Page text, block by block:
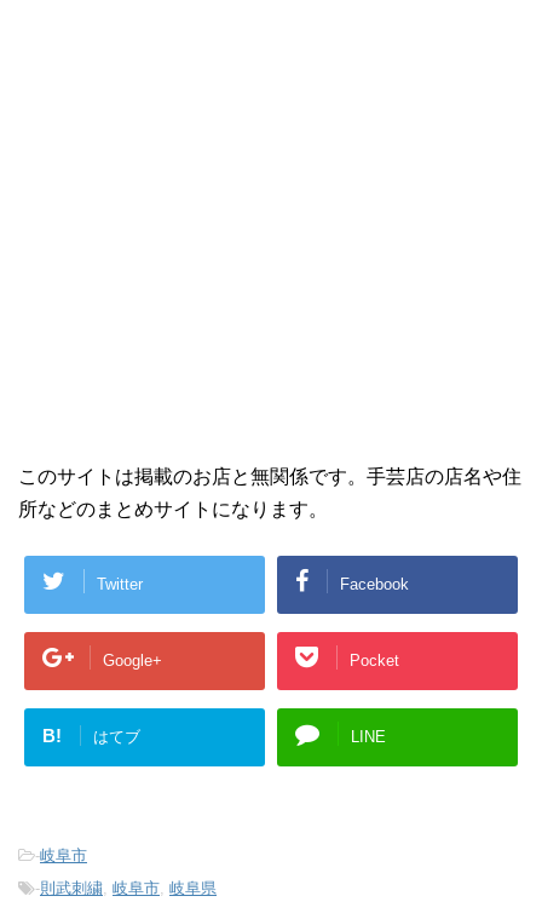
このサイトは掲載のお店と無関係です。手芸店の店名や住
所などのまとめサイトになります。
Twitter Facebook
Google+ Pocket
B! はてブ LINE
-岐阜市
-則武刺繍 岐阜市 岐阜県